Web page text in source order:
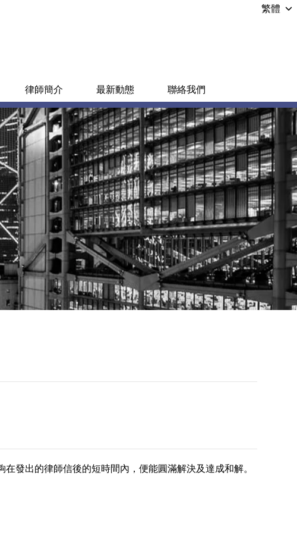
繁體
律師簡介 最新動態 聯絡我們
發出的律師信後的短時間內，便能圓滿解決及達成和解。